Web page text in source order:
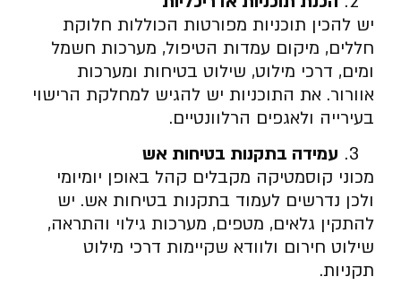
יש להכין תוכניות מפורטות הכוללות חלוקת
חללים, מיקום עמדות הטיפול, מערכות חשמל
ומים, דרכי מילוט, שילוט בטיחות ומערכות
אוורור. את התוכניות יש להגיש למחלקת הרישוי
בעירייה ולאגפים הרלוונטיים.
עמידה בתקנות בטיחות אש
מכוני קוסמטיקה מקבלים קהל באופן יומיומי
ולכן נדרשים לעמוד בתקנות בטיחות אש. יש
להתקין גלאים, מטפים, מערכות גילוי והתראה,
שילוט חירום ולוודא שקיימות דרכי מילוט
תקניות.